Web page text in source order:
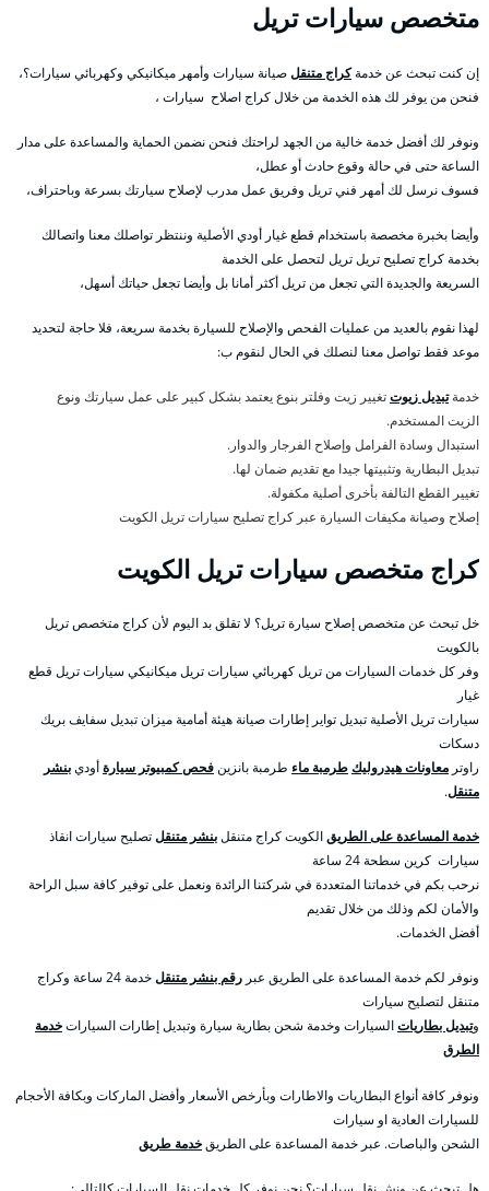
متخصص سيارات تريل
إن كنت تبحث عن خدمةكراج متنقلصيانة سيارات وأمهر ميكانيكي وكهربائي سيارات؟،
فنحن من يوفر لك هذه الخدمة من خلال كراج اصلاح سيارات ،
ونوفر لك أفضل خدمة خالية من الجهد لراحتك فنحن نضمن الحماية والمساعدة على مدار
الساعة حتى في حالة وقوع حادث أو عطل،
فسوف نرسل لك أمهر فني تريل وفريق عمل مدرب لإصلاح سيارتك بسرعة وباحتراف،
وأيضا بخبرة مخصصة باستخدام قطع غيار أودي الأصلية وننتظر تواصلك معنا واتصالك
بخدمة كراج تصليح تريل تريل لتحصل على الخدمة
السريعة والجديدة التي تجعل من تريل أكثر أمانا بل وأيضا تجعل حياتك أسهل،
لهذا نقوم بالعديد من عمليات الفحص والإصلاح للسيارة بخدمة سريعة، فلا حاجة لتحديد
موعد فقط تواصل معنا لنصلك في الحال لنقوم ب:
خدمةتبديل زيوتتغيير زيت وفلتر بنوع يعتمد بشكل كبير على عمل سيارتك ونوع
الزيت المستخدم.
استبدال وسادة الفرامل وإصلاح الفرجار والدوار.
تبديل البطارية وتثبيتها جيدا مع تقديم ضمان لها.
تغيير القطع التالفة بأخرى أصلية مكفولة.
إصلاح وصيانة مكيفات السيارة عبر كراج تصليح سيارات تريل الكويت
كراج متخصص سيارات تريل الكويت
خل تبحث عن متخصص إصلاح سيارة تريل؟ لا تقلق بد اليوم لأن كراج متخصص تريل
بالكويت
وفر كل خدمات السيارات من تريل كهربائي سيارات تريل ميكانيكي سيارات تريل قطع
غيار
سيارات تريل الأصلية تبديل تواير إطارات صيانة هيئة أمامية ميزان تبديل سفايف بريك
دسكات
راوتر معاونات هيدروليك طرمبة ماء طرمبة بانزينفحص كمبيوتر سيارةأوديبنشر
متنقل.
خدمة المساعدة على الطريقالكويت كراج متنقلبنشر متنقلتصليح سيارات انقاذ
سيارات كرين سطحة 24 ساعة
نرحب بكم في خدماتنا المتعددة في شركتنا الرائدة ونعمل على توفير كافة سبل الراحة
والأمان لكم وذلك من خلال تقديم
أفضل الخدمات.
ونوفر لكم خدمة المساعدة على الطريق عبر رقم بنشر متنقل
خدمة 24 ساعة وكراج
متنقل لتصليح سيارات
وتبديل بطارياتالسيارات وخدمة شحن بطارية سيارة وتبديل إطارات السياراتخدمة
الطرق
ونوفر كافة أنواع البطاريات والاطارات وبأرخص الأسعار وأفضل الماركات وبكافة الأحجام
للسيارات العادية او سيارات
الشحن والباصات. عبر خدمة المساعدة على الطريقخدمة طريق